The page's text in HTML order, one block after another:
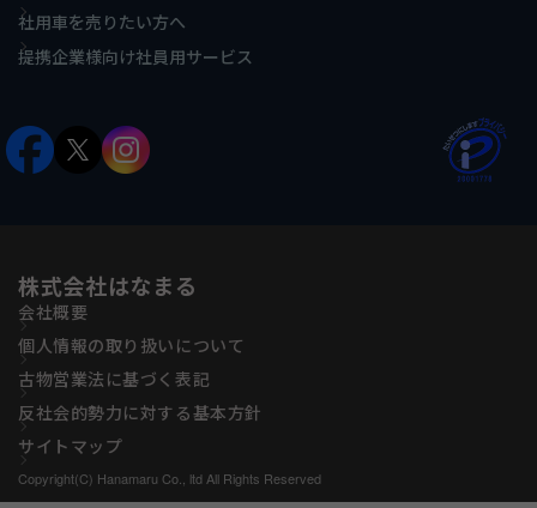
社用車を売りたい方へ
提携企業様向け社員用サービス
株式会社はなまる
会社概要
個人情報の取り扱いについて
古物営業法に基づく表記
反社会的勢力に対する基本方針
サイトマップ
Copyright(C) Hanamaru Co., ltd All Rights Reserved